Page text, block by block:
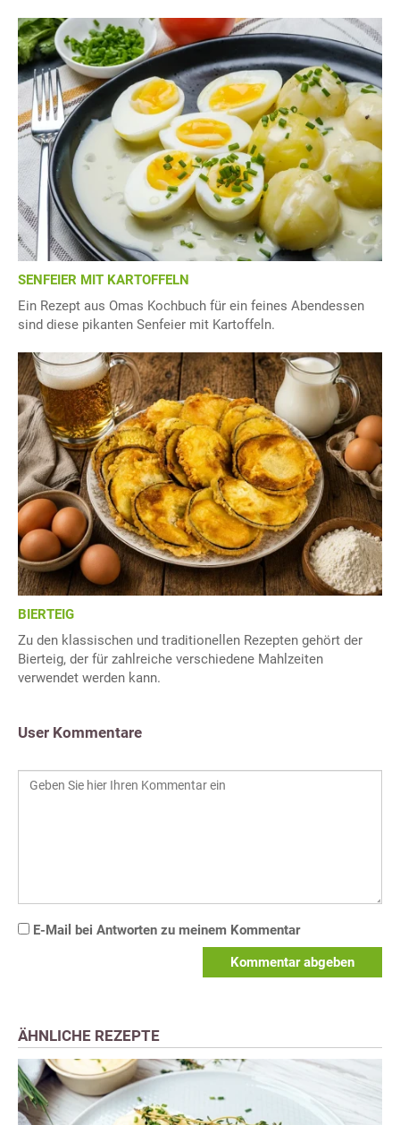
SENFEIER MIT KARTOFFELN
Ein Rezept aus Omas Kochbuch für ein feines Abendessen
sind diese pikanten Senfeier mit Kartoffeln.
BIERTEIG
Zu den klassischen und traditionellen Rezepten gehört der
Bierteig, der für zahlreiche verschiedene Mahlzeiten
verwendet werden kann.
User Kommentare
E-Mail bei Antworten zu meinem Kommentar
Kommentar abgeben
ÄHNLICHE REZEPTE